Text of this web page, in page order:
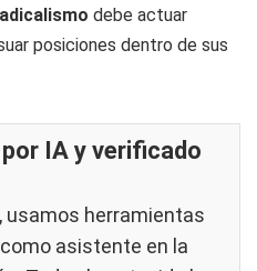
debe actuar
posiciones dentro de sus
IA y verificado
usamos herramientas
asistente en la